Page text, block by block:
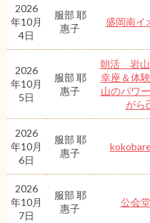
2026
年10月
4日
服部 耶
惠子
盛岡南イ
2026
年10月
5日
服部 耶
惠子
朝活 岩山
幸座＆体
山のパワ
がら
2026
年10月
6日
服部 耶
惠子
2026
年10月
7日
服部 耶
惠子
公会